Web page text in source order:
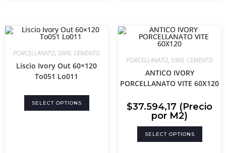
PORCELLANATO, SIMIL CEMENTO
Liscio Ivory Out 60×120
To051 Lo011
SELECT OPTIONS
PORCELLANATO, SIMIL CEMENTO
ANTICO IVORY
PORCELLANATO VITE 60X120
$37.594,17 (Precio
por M2)
SELECT OPTIONS